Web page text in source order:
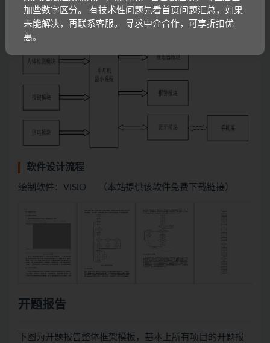
软件设计流程
绘制软件：VISIO （本站提供该软件免费下载链接）
开题报告
下图为开题报告整体框架模板，基本上所有项目的开题报
加些数字区分。 有技术性问题先看首页问题汇总，如果
未能解决，再联系客服。 寻求中介合作，可享折扣优
惠。